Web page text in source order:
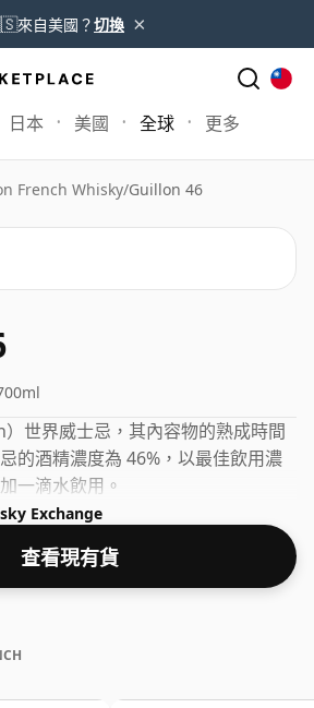
來自美國？切換 ×
日本 美國 全球 更多
French Whisky/Guillon 46
世界威士忌，其內容物的熟成時間
的酒精濃度為 46%，以最佳飲用濃
一滴水飲用。
Exchange
查看現有貨